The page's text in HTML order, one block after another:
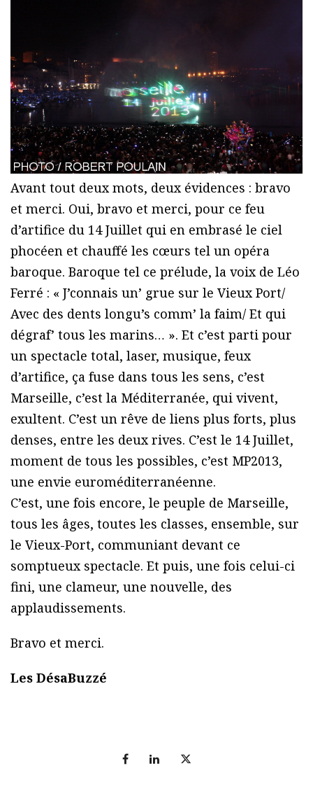
Avant tout deux mots, deux évidences : bravo
et merci. Oui, bravo et merci, pour ce feu
d’artifice du 14 Juillet qui en embrasé le ciel
phocéen et chauffé les cœurs tel un opéra
baroque. Baroque tel ce prélude, la voix de Léo
Ferré : « J’connais un’ grue sur le Vieux Port/
Avec des dents longu’s comm’ la faim/ Et qui
dégraf’ tous les marins… ». Et c’est parti pour
un spectacle total, laser, musique, feux
d’artifice, ça fuse dans tous les sens, c’est
Marseille, c’est la Méditerranée, qui vivent,
exultent. C’est un rêve de liens plus forts, plus
denses, entre les deux rives. C’est le 14 Juillet,
moment de tous les possibles, c’est MP2013,
une envie euroméditerranéenne.
C’est, une fois encore, le peuple de Marseille,
tous les âges, toutes les classes, ensemble, sur
le Vieux-Port, communiant devant ce
somptueux spectacle. Et puis, une fois celui-ci
fini, une clameur, une nouvelle, des
applaudissements.
Bravo et merci.
Les DésaBuzzé